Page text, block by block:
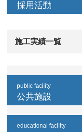
採用活動
施工実績一覧
public facility
公共施設
educational facility